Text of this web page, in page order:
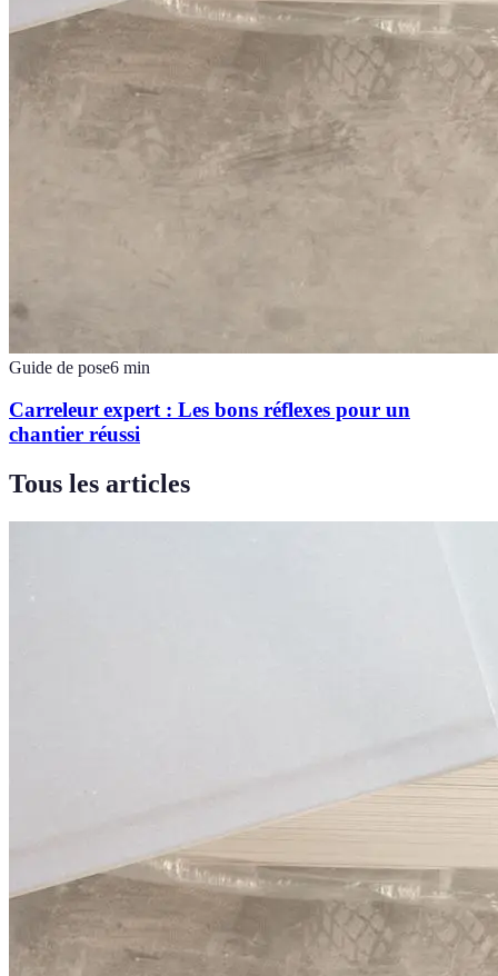
Guide de pose6 min
Carreleur expert : Les bons réflexes pour un
chantier réussi
Tous les articles